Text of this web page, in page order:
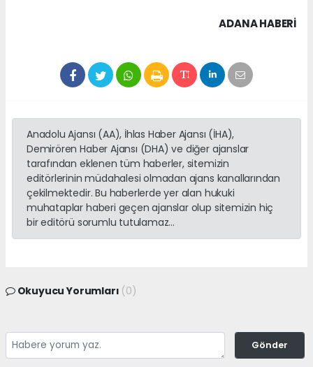
ADANA HABERİ
Anadolu Ajansı (AA), İhlas Haber Ajansı (İHA),
Demirören Haber Ajansı (DHA) ve diğer ajanslar
tarafından eklenen tüm haberler, sitemizin
editörlerinin müdahalesi olmadan ajans kanallarından
çekilmektedir. Bu haberlerde yer alan hukuki
muhataplar haberi geçen ajanslar olup sitemizin hiç
bir editörü sorumlu tutulamaz...
Okuyucu Yorumları (0)
Gönder